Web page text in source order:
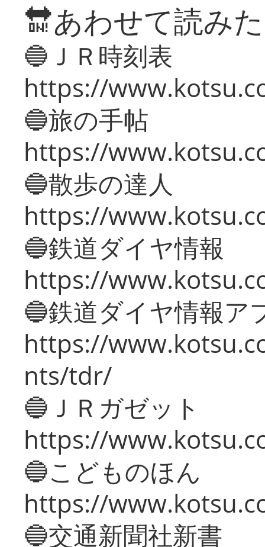
🔛あわせて読み
🔵ＪＲ時刻表
https://
🔵旅の手帖
https://
🔵散歩の達人
https://
🔵鉄道ダイヤ情報
https://
🔵鉄道ダイヤ情報ア
https://
nts/tdr/
🔵ＪＲガゼット
https://
🔵こどものほん
https://
🔵交通新聞社新書